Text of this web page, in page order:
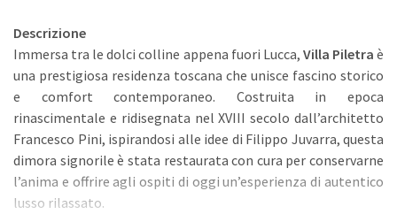
Descrizione
Immersa tra le dolci colline appena fuori Lucca, Villa Piletra è
una prestigiosa residenza toscana che unisce fascino storico
e comfort contemporaneo. Costruita in epoca
rinascimentale e ridisegnata nel XVIII secolo dall’architetto
Francesco Pini, ispirandosi alle idee di Filippo Juvarra, questa
dimora signorile è stata restaurata con cura per conservarne
l’anima e offrire agli ospiti di oggi un’esperienza di autentico
lusso rilassato.